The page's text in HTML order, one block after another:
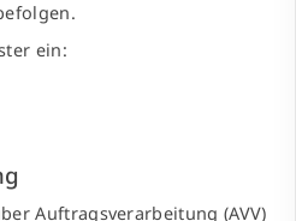
ein:
Auftragsverarbeitung (AVV)